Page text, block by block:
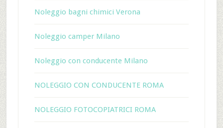
Noleggio bagni chimici Verona
Noleggio camper Milano
Noleggio con conducente Milano
NOLEGGIO CON CONDUCENTE ROMA
NOLEGGIO FOTOCOPIATRICI ROMA